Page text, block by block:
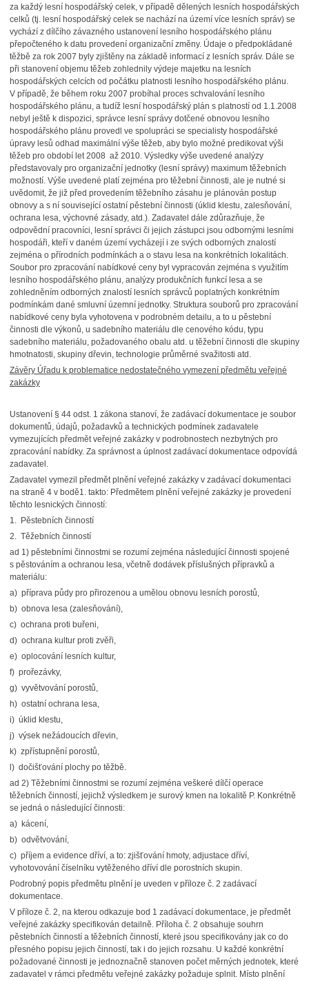
za každý lesní hospodářský celek, v případě dělených lesních hospodářských
celků (tj. lesní hospodářský celek se nachází na území více lesních správ) se
vychází z dílčího závazného ustanovení lesního hospodářského plánu
přepočteného k datu provedení organizační změny. Údaje o předpokládané
těžbě za rok 2007 byly zjištěny na základě informací z lesních správ. Dále se
při stanovení objemu těžeb zohlednily výdeje majetku na lesních
hospodářských celcích od počátku platnosti lesního hospodářského plánu.
V případě, že během roku 2007 probíhal proces schvalování lesního
hospodářského plánu, a tudíž lesní hospodářský plán s platností od 1.1.2008
nebyl ještě k dispozici, správce lesní správy dotčené obnovou lesního
hospodářského plánu provedl ve spolupráci se specialisty hospodářské
úpravy lesů odhad maximální výše těžeb, aby bylo možné predikovat výši
těžeb pro období let 2008 až 2010. Výsledky výše uvedené analýzy
představovaly pro organizační jednotky (lesní správy) maximum těžebních
možností. Výše uvedené platí zejména pro těžební činnosti, ale je nutné si
uvědomit, že již před provedením těžebního zásahu je plánován postup
obnovy a s ní související ostatní pěstební činnosti (úklid klestu, zalesňování,
ochrana lesa, výchovné zásady, atd.). Zadavatel dále zdůrazňuje, že
odpovědní pracovníci, lesní správci či jejich zástupci jsou odbornými lesními
hospodáři, kteří v daném území vycházejí i ze svých odborných znalostí
zejména o přírodních podmínkách a o stavu lesa na konkrétních lokalitách.
Soubor pro zpracování nabídkové ceny byl vypracován zejména s využitím
lesního hospodářského plánu, analýzy produkčních funkcí lesa a se
zohledněním odborných znalostí lesních správců poplatných konkrétním
podmínkám dané smluvní územní jednotky. Struktura souborů pro zpracování
nabídkové ceny byla vyhotovena v podrobném detailu, a to u pěstební
činnosti dle výkonů, u sadebního materiálu dle cenového kódu, typu
sadebního materiálu, požadovaného obalu atd. u těžební činnosti dle skupiny
hmotnatosti, skupiny dřevin, technologie průměrné svažitosti atd.
Závěry Úřadu k problematice nedostatečného vymezení předmětu veřejné
zakázky
Ustanovení § 44 odst. 1 zákona stanoví, že zadávací dokumentace je soubor
dokumentů, údajů, požadavků a technických podmínek zadavatele
vymezujících předmět veřejné zakázky v podrobnostech nezbytných pro
zpracování nabídky. Za správnost a úplnost zadávací dokumentace odpovídá
zadavatel.
Zadavatel vymezil předmět plnění veřejné zakázky v zadávací dokumentaci
na straně 4 v bodě1. takto: Předmětem plnění veřejné zakázky je provedení
těchto lesnických činností:
1. Pěstebních činností
2. Těžebních činností
ad 1) pěstebními činnostmi se rozumí zejména následující činnosti spojené
s pěstováním a ochranou lesa, včetně dodávek příslušných přípravků a
materiálu:
a) příprava půdy pro přirozenou a umělou obnovu lesních porostů,
b) obnova lesa (zalesňování),
c) ochrana proti buřeni,
d) ochrana kultur proti zvěři,
e) oplocování lesních kultur,
f) prořezávky,
g) vyvětvování porostů,
h) ostatní ochrana lesa,
i) úklid klestu,
j) výsek nežádoucích dřevin,
k) zpřístupnění porostů,
l) dočišťování plochy po těžbě.
ad 2) Těžebními činnostmi se rozumí zejména veškeré dílčí operace
těžebních činností, jejichž výsledkem je surový kmen na lokalitě P. Konkrétně
se jedná o následující činnosti:
a) kácení,
b) odvětvování,
c) příjem a evidence dříví, a to: zjišťování hmoty, adjustace dříví,
vyhotovování číselníku vytěženého dříví dle porostních skupin.
Podrobný popis předmětu plnění je uveden v příloze č. 2 zadávací
dokumentace.
V příloze č. 2, na kterou odkazuje bod 1 zadávací dokumentace, je předmět
veřejné zakázky specifikován detailně. Příloha č. 2 obsahuje souhrn
pěstebních činností a těžebních činností, které jsou specifikovány jak co do
přesného popisu jejich činností, tak i do jejich rozsahu. U každé konkrétní
požadované činnosti je jednoznačně stanoven počet měrných jednotek, které
zadavatel v rámci předmětu veřejné zakázky požaduje splnit. Místo plnění